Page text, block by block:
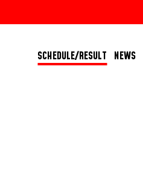
SCHEDULE/RESULT NEWS